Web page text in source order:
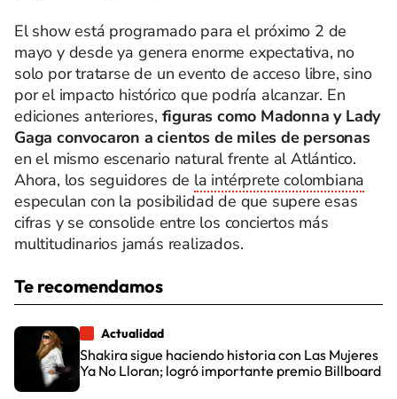
El show está programado para el próximo 2 de
mayo y desde ya genera enorme expectativa, no
solo por tratarse de un evento de acceso libre, sino
por el impacto histórico que podría alcanzar. En
ediciones anteriores, figuras como Madonna y Lady
Gaga convocaron a cientos de miles de personas
en el mismo escenario natural frente al Atlántico.
Ahora, los seguidores de la intérprete colombiana
especulan con la posibilidad de que supere esas
cifras y se consolide entre los conciertos más
multitudinarios jamás realizados.
Te recomendamos
Actualidad
Shakira sigue haciendo historia con Las Mujeres
Ya No Lloran; logró importante premio Billboard